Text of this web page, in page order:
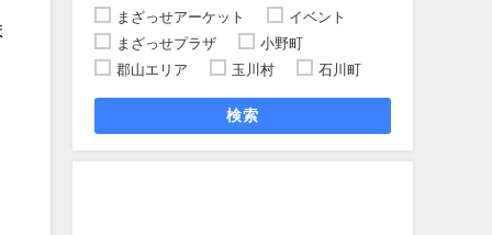
まざっせアーケット
イベント
まざっせプラザ
小野町
郡山エリア
玉川村 石川町
検索